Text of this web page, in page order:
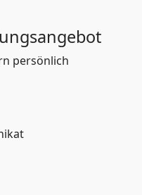
persönlich